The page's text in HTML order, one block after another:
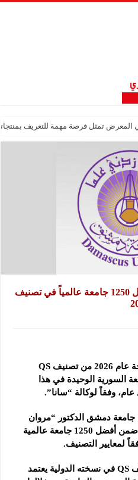
المعرض تمثل فرصة مهمة للتعريف
جامعة دمشق تُدرج ضمن أفضل 1250 جامعة عالمياً في تصنيف
أُدرجت جامعة دمشق ضمن نسخة عام 2026 من تصنيف QS
السورية الوحيدة في هذا
وفقاً لوكالة “سانا”.
دمشق الدكتور “مروان
الراعي” أن جامعة دمشق حلت ضمن أفضل 1250 جامعة عالمية
لمعايير التصنيف.
وبيّن الدكتور “الراعي” أن تصنيف QS في نسخته الدولية يعتمد